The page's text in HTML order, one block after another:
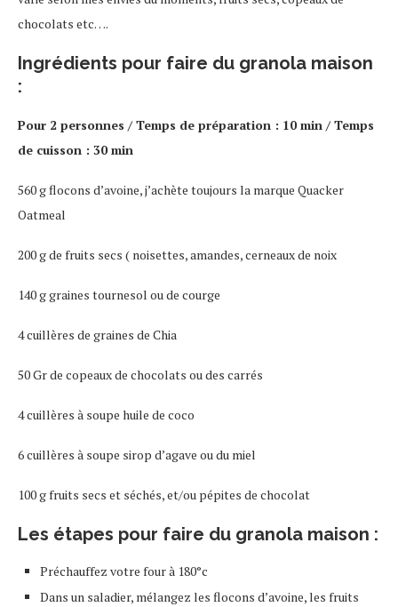
chocolats etc….
Ingrédients pour faire du granola maison
:
Pour 2 personnes / Temps de préparation : 10 min / Temps
de cuisson : 30 min
560 g flocons d’avoine, j’achète toujours la marque Quacker
Oatmeal
200 g de fruits secs ( noisettes, amandes, cerneaux de noix
140 g graines tournesol ou de courge
4 cuillères de graines de Chia
50 Gr de copeaux de chocolats ou des carrés
4 cuillères à soupe huile de coco
6 cuillères à soupe sirop d’agave ou du miel
100 g fruits secs et séchés, et/ou pépites de chocolat
Les étapes pour faire du granola maison :
Préchauffez votre four à 180°c
Dans un saladier, mélangez les flocons d’avoine, les fruits